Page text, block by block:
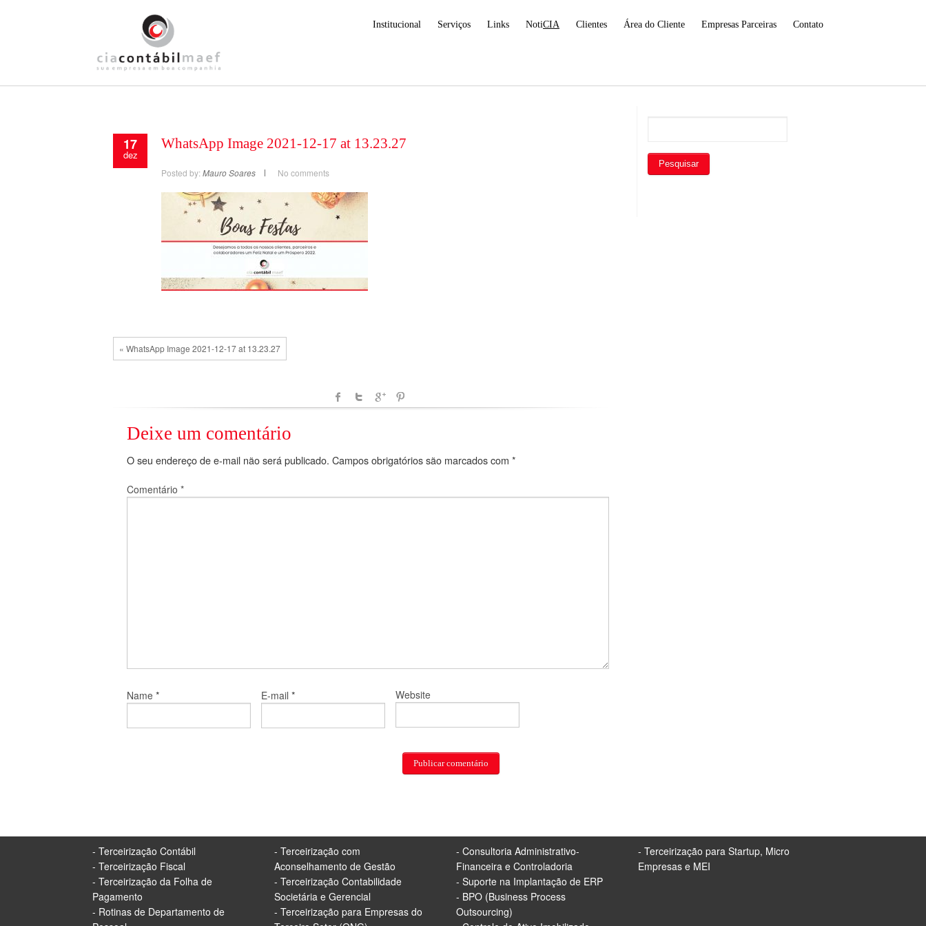
Institucional Serviços Links NotiCIA Clientes Área do Cliente Empresas Parceiras Contato
17
dez
WhatsApp Image 2021-12-17 at 13.23.27
Posted by: Mauro Soares No comments
« WhatsApp Image 2021-12-17 at 13.23.27
Deixe um comentário
O seu endereço de e-mail não será publicado. Campos obrigatórios são marcados com *
Comentário *
Name * E-mail * Website
- Terceirização Contábil
- Terceirização Fiscal
- Terceirização da Folha de
Pagamento
- Rotinas de Departamento de
- Terceirização com
Aconselhamento de Gestão
- Terceirização Contabilidade
Societária e Gerencial
- Terceirização para Empresas do
- Consultoria Administrativo-
Financeira e Controladoria
- Suporte na Implantação de ERP
- BPO (Business Process
Outsourcing)
- Terceirização para Startup, Micro
Empresas e MEI